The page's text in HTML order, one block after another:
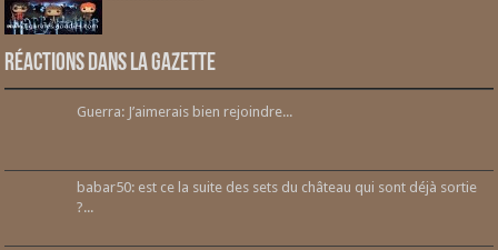
Réactions dans la gazette
Guerra: J’aimerais bien rejoindre...
babar50: est ce la suite des sets du château qui sont déjà sortie
?...